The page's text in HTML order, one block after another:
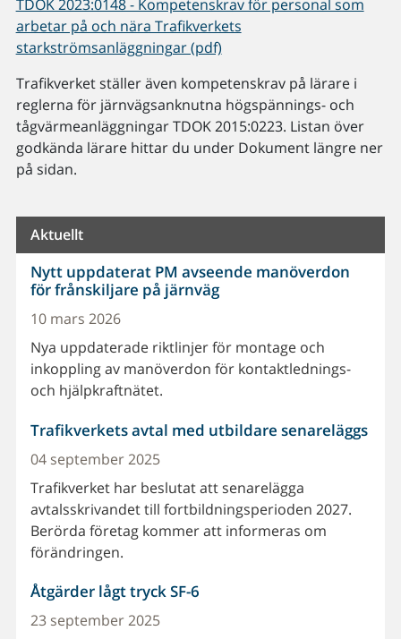
TDOK 2023:0148 - Kompetenskrav för personal som
arbetar på och nära Trafikverkets
starkströmsanläggningar (pdf)
Trafikverket ställer även kompetenskrav på lärare i
reglerna för järnvägsanknutna högspännings- och
tågvärmeanläggningar TDOK 2015:0223. Listan över
godkända lärare hittar du under Dokument längre ner
på sidan.
Aktuellt
Nytt uppdaterat PM avseende manöverdon
för frånskiljare på järnväg
10 mars 2026
Nya uppdaterade riktlinjer för montage och
inkoppling av manöverdon för kontaktlednings-
och hjälpkraftnätet.
Trafikverkets avtal med utbildare senareläggs
04 september 2025
Trafikverket har beslutat att senarelägga
avtalsskrivandet till fortbildningsperioden 2027.
Berörda företag kommer att informeras om
förändringen.
Åtgärder lågt tryck SF-6
23 september 2025